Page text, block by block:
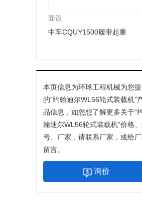
面议
中车CQUY1500履带起重
本页信息为环球工程机械为您
的“约翰迪尔WL56轮式装载机”
品信息，如您想了解更多关于“
翰迪尔WL56轮式装载机”价格
号、厂家，请联系厂家，或给
留言。
询价